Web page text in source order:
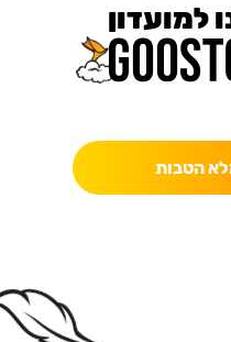
למועדון
הטבות